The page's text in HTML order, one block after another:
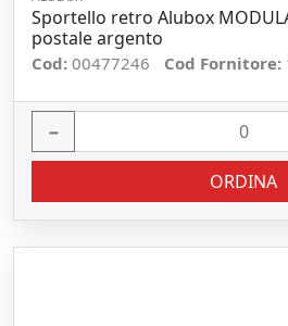
Sportello retro Alubox
postale argento
Cod: 00477246 Cod Fornitore:
−
ORDINA